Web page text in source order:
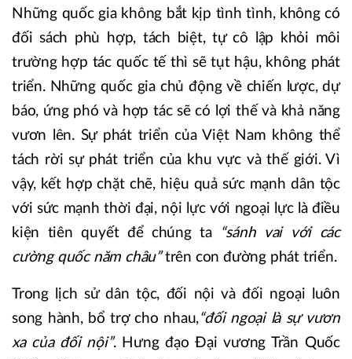
Những quốc gia không bắt kịp tình tình, không có
đối sách phù hợp, tách biệt, tự cô lập khỏi môi
trường hợp tác quốc tế thì sẽ tụt hậu, không phát
triển. Những quốc gia chủ động về chiến lược, dự
báo, ứng phó và hợp tác sẽ có lợi thế và khả năng
vươn lên. Sự phát triển của Việt Nam không thể
tách rời sự phát triển của khu vực và thế giới. Vì
vậy, kết hợp chặt chẽ, hiệu quả sức mạnh dân tộc
với sức mạnh thời đại, nội lực với ngoại lực là điều
kiện tiên quyết để chúng ta
“sánh vai với các
cường quốc năm châu”trên con đường phát triển.
Trong lịch sử dân tộc, đối nội và đối ngoại luôn
song hành, bổ trợ cho nhau,“đối ngoại là sự vươn
xa của đối nội”. Hưng đạo Đại vương Trần Quốc